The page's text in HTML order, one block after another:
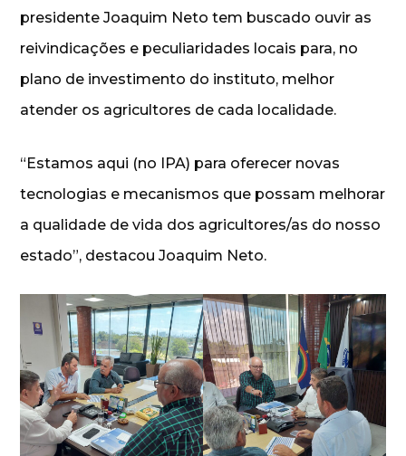
presidente Joaquim Neto tem buscado ouvir as
reivindicações e peculiaridades locais para, no
plano de investimento do instituto, melhor
atender os agricultores de cada localidade.
“Estamos aqui (no IPA) para oferecer novas
tecnologias e mecanismos que possam melhorar
a qualidade de vida dos agricultores/as do nosso
estado”, destacou Joaquim Neto.